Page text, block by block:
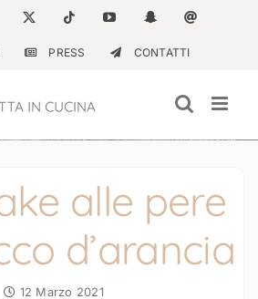
Tiktok YouTubeSnapchatEmail
PRESS CONTATTI
alle pere
d’arancia
12 Marzo 2021